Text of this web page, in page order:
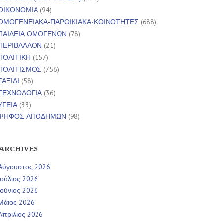
(94)
ΠΑΡΟΙΚΙΑΚΑ-ΚΟΙΝΟΤΗΤΕΣ (688)
ΟΜΟΓΕΝΩΝ (78)
(21)
(157)
(756)
(58)
(36)
(33)
ΑΠΟΔΗΜΩΝ (98)
2026
2026
2026
2026
2026